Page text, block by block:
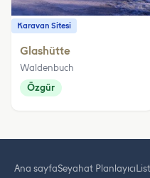
Karavan Sitesi
Glashütte
Waldenbuch
Özgür
Ana sayfaSeyahat Planlayıcı